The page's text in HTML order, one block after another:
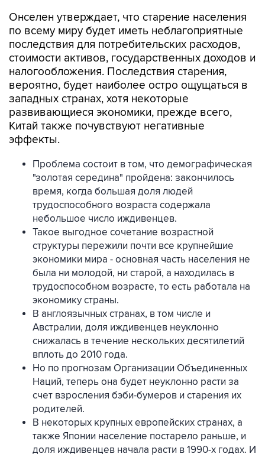
Онселен утверждает, что старение населения
по всему миру будет иметь неблагоприятные
последствия для потребительских расходов,
стоимости активов, государственных доходов и
налогообложения. Последствия старения,
вероятно, будет наиболее остро ощущаться в
западных странах, хотя некоторые
развивающиеся экономики, прежде всего,
Китай также почувствуют негативные
эффекты.
Проблема состоит в том, что демографическая
"золотая середина" пройдена: закончилось
время, когда большая доля людей
трудоспособного возраста содержала
небольшое число иждивенцев.
Такое выгодное сочетание возрастной
структуры пережили почти все крупнейшие
экономики мира - основная часть населения не
была ни молодой, ни старой, а находилась в
трудоспособном возрасте, то есть работала на
экономику страны.
В англоязычных странах, в том числе и
Австралии, доля иждивенцев неуклонно
снижалась в течение нескольких десятилетий
вплоть до 2010 года.
Но по прогнозам Организации Объединенных
Наций, теперь она будет неуклонно расти за
счет взросления бэби-бумеров и старения их
родителей.
В некоторых крупных европейских странах, а
также Японии население постарело раньше, и
доля иждивенцев начала расти в 1990-х годах. И